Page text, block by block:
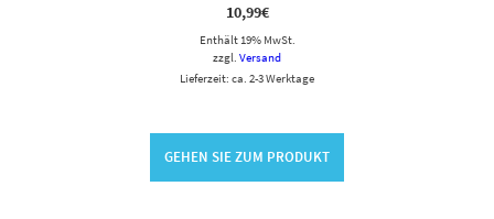
10,99€
Enthält 19% MwSt.
zzgl. Versand
Lieferzeit: ca. 2-3 Werktage
GEHEN SIE ZUM PRODUKT